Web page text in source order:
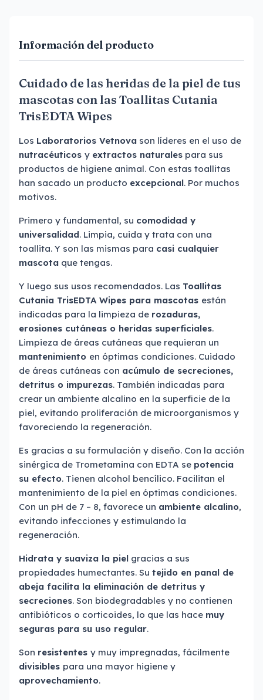
Información del producto
Cuidado de las heridas de la piel de tus
mascotas con las Toallitas Cutania
TrisEDTA Wipes
Los Laboratorios Vetnova son líderes en el uso de
nutracéuticos y extractos naturales para sus
productos de higiene animal. Con estas toallitas
han sacado un producto excepcional. Por muchos
motivos.
Primero y fundamental, su comodidad y
universalidad. Limpia, cuida y trata con una
toallita. Y son las mismas para casi cualquier
mascota que tengas.
Y luego sus usos recomendados. Las Toallitas
Cutania TrisEDTA Wipes para mascotas están
indicadas para la limpieza de rozaduras,
erosiones cutáneas o heridas superficiales.
Limpieza de áreas cutáneas que requieran un
mantenimiento en óptimas condiciones. Cuidado
de áreas cutáneas con acúmulo de secreciones,
detritus o impurezas. También indicadas para
crear un ambiente alcalino en la superficie de la
piel, evitando proliferación de microorganismos y
favoreciendo la regeneración.
Es gracias a su formulación y diseño. Con la acción
sinérgica de Trometamina con EDTA se potencia
su efecto. Tienen alcohol bencílico. Facilitan el
mantenimiento de la piel en óptimas condiciones.
Con un pH de 7 – 8, favorece un ambiente alcalino,
evitando infecciones y estimulando la
regeneración.
Hidrata y suaviza la piel gracias a sus
propiedades humectantes. Su tejido en panal de
abeja facilita la eliminación de detritus y
secreciones. Son biodegradables y no contienen
antibióticos o corticoides, lo que las hace muy
seguras para su uso regular.
Son resistentes y muy impregnadas, fácilmente
divisibles para una mayor higiene y
aprovechamiento.